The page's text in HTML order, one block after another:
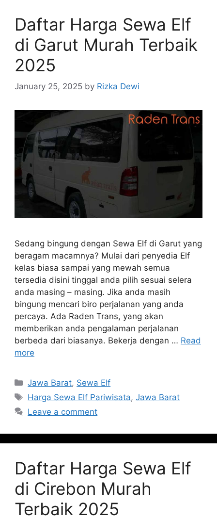
Daftar Harga Sewa Elf
di Garut Murah Terbaik
2025
January 25, 2025 by Rizka Dewi
Sedang bingung dengan Sewa Elf di Garut yang
beragam macamnya? Mulai dari penyedia Elf
kelas biasa sampai yang mewah semua
tersedia disini tinggal anda pilih sesuai selera
anda masing – masing. Jika anda masih
bingung mencari biro perjalanan yang anda
percaya. Ada Raden Trans, yang akan
memberikan anda pengalaman perjalanan
berbeda dari biasanya. Bekerja dengan … Read
more
Categories
Jawa Barat, Sewa Elf
Tags
Harga Sewa Elf Pariwisata,Jawa Barat
Leave a comment
Daftar Harga Sewa Elf
di Cirebon Murah
Terbaik 2025